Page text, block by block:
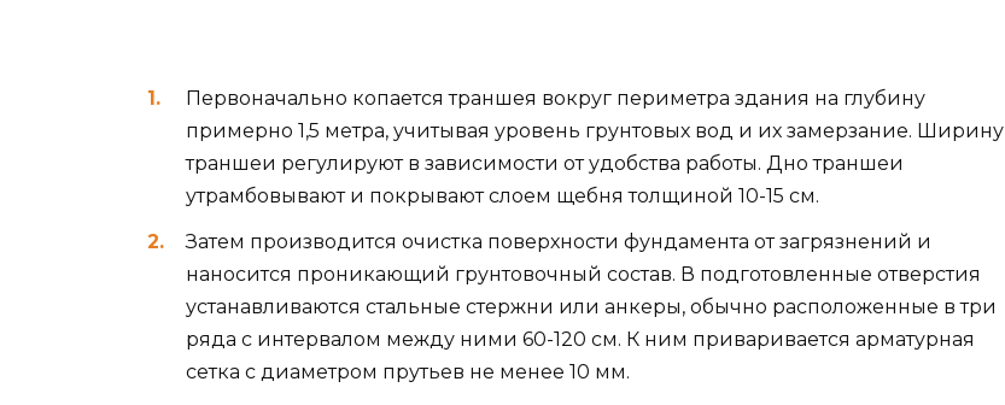
Первоначально копается траншея вокруг периметра здания на глубину
примерно 1,5 метра, учитывая уровень грунтовых вод и их замерзание. Ширину
траншеи регулируют в зависимости от удобства работы. Дно траншеи
утрамбовывают и покрывают слоем щебня толщиной 10-15 см.
Затем производится очистка поверхности фундамента от загрязнений и
наносится проникающий грунтовочный состав. В подготовленные отверстия
устанавливаются стальные стержни или анкеры, обычно расположенные в три
ряда с интервалом между ними 60-120 см. К ним приваривается арматурная
сетка с диаметром прутьев не менее 10 мм.